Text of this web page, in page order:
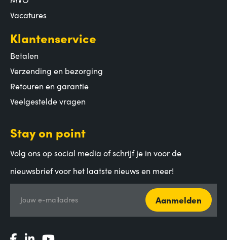
Vacatures
Klantenservice
Betalen
Verzending en bezorging
Retouren en garantie
Veelgestelde vragen
Stay on point
Volg ons op social media of schrijf je in voor de
nieuwsbrief voor het laatste nieuws en meer!
Jouw e-mailadres Aanmelden